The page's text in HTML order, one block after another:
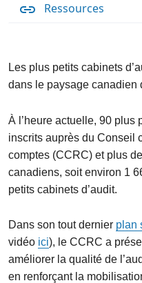
Ressources
Les plus petits cabinets
dans le paysage canadien
À l’heure actuelle, 90 plus
inscrits auprès du Conseil
comptes (CCRC) et plus
canadiens, soit environ 1
petits cabinets d’audit.
Dans son tout dernier plan
vidéo ici), le CCRC a
améliorer la qualité de
en renforçant la